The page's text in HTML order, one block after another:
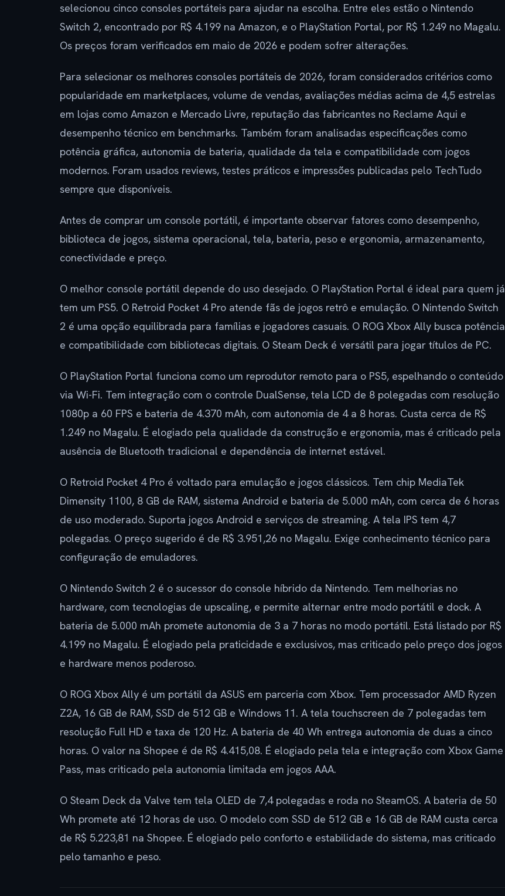
selecionou cinco consoles portáteis para ajudar na escolha. Entre eles estão o Nintendo
Switch 2, encontrado por R$ 4.199 na Amazon, e o PlayStation Portal, por R$ 1.249 no Magalu.
Os preços foram verificados em maio de 2026 e podem sofrer alterações.
Para selecionar os melhores consoles portáteis de 2026, foram considerados critérios como
popularidade em marketplaces, volume de vendas, avaliações médias acima de 4,5 estrelas
em lojas como Amazon e Mercado Livre, reputação das fabricantes no Reclame Aqui e
desempenho técnico em benchmarks. Também foram analisadas especificações como
potência gráfica, autonomia de bateria, qualidade da tela e compatibilidade com jogos
modernos. Foram usados reviews, testes práticos e impressões publicadas pelo TechTudo
sempre que disponíveis.
Antes de comprar um console portátil, é importante observar fatores como desempenho,
biblioteca de jogos, sistema operacional, tela, bateria, peso e ergonomia, armazenamento,
conectividade e preço.
O melhor console portátil depende do uso desejado. O PlayStation Portal é ideal para quem já
tem um PS5. O Retroid Pocket 4 Pro atende fãs de jogos retrô e emulação. O Nintendo Switch
2 é uma opção equilibrada para famílias e jogadores casuais. O ROG Xbox Ally busca potência
e compatibilidade com bibliotecas digitais. O Steam Deck é versátil para jogar títulos de PC.
O PlayStation Portal funciona como um reprodutor remoto para o PS5, espelhando o conteúdo
via Wi-Fi. Tem integração com o controle DualSense, tela LCD de 8 polegadas com resolução
1080p a 60 FPS e bateria de 4.370 mAh, com autonomia de 4 a 8 horas. Custa cerca de R$
1.249 no Magalu. É elogiado pela qualidade da construção e ergonomia, mas é criticado pela
ausência de Bluetooth tradicional e dependência de internet estável.
O Retroid Pocket 4 Pro é voltado para emulação e jogos clássicos. Tem chip MediaTek
Dimensity 1100, 8 GB de RAM, sistema Android e bateria de 5.000 mAh, com cerca de 6 horas
de uso moderado. Suporta jogos Android e serviços de streaming. A tela IPS tem 4,7
polegadas. O preço sugerido é de R$ 3.951,26 no Magalu. Exige conhecimento técnico para
configuração de emuladores.
O Nintendo Switch 2 é o sucessor do console híbrido da Nintendo. Tem melhorias no
hardware, com tecnologias de upscaling, e permite alternar entre modo portátil e dock. A
bateria de 5.000 mAh promete autonomia de 3 a 7 horas no modo portátil. Está listado por R$
4.199 no Magalu. É elogiado pela praticidade e exclusivos, mas criticado pelo preço dos jogos
e hardware menos poderoso.
O ROG Xbox Ally é um portátil da ASUS em parceria com Xbox. Tem processador AMD Ryzen
Z2A, 16 GB de RAM, SSD de 512 GB e Windows 11. A tela touchscreen de 7 polegadas tem
resolução Full HD e taxa de 120 Hz. A bateria de 40 Wh entrega autonomia de duas a cinco
horas. O valor na Shopee é de R$ 4.415,08. É elogiado pela tela e integração com Xbox Game
Pass, mas criticado pela autonomia limitada em jogos AAA.
O Steam Deck da Valve tem tela OLED de 7,4 polegadas e roda no SteamOS. A bateria de 50
Wh promete até 12 horas de uso. O modelo com SSD de 512 GB e 16 GB de RAM custa cerca
de R$ 5.223,81 na Shopee. É elogiado pelo conforto e estabilidade do sistema, mas criticado
pelo tamanho e peso.